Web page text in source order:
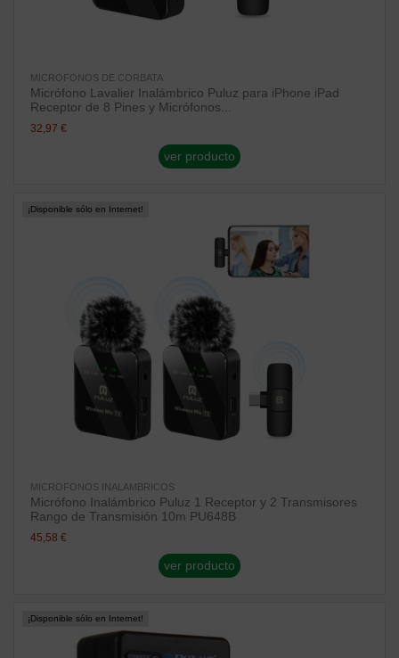
MICROFONOS DE CORBATA
Micrófono Lavalier Inalámbrico Puluz para iPhone iPad
Receptor de 8 Pines y Micrófonos...
32,97 €
ver producto
¡Disponible sólo en Internet!
MICROFONOS INALAMBRICOS
Micrófono Inalámbrico Puluz 1 Receptor y 2 Transmisores
Rango de Transmisión 10m PU648B
45,58 €
ver producto
¡Disponible sólo en Internet!